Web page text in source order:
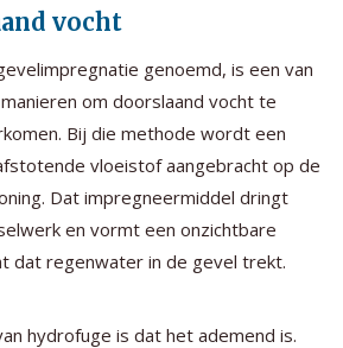
vocht
genoemd, is een van
om doorslaand vocht te
Bij die methode wordt een
vloeistof aangebracht op de
Dat impregneermiddel dringt
en vormt een onzichtbare
dat regenwater in de gevel trekt.
hydrofuge is dat het ademend is.